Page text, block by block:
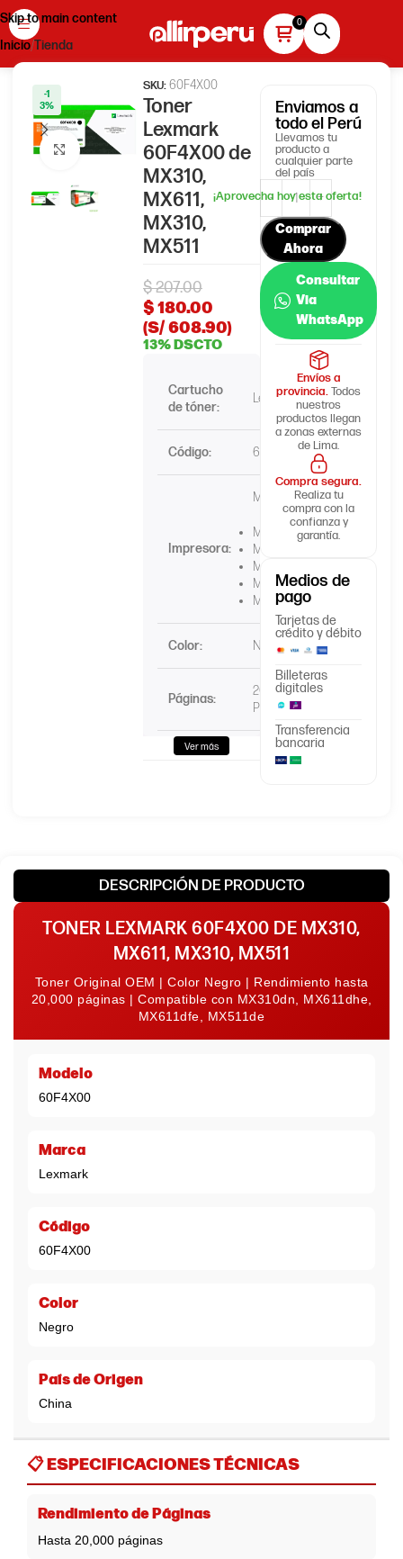
Skip to main content
Inicio Tienda
-1
3%
Haga clic para ampliar
SKU:60F4X00
Toner
Lexmark
60F4X00 de
MX310,
MX611,
MX310,
MX511
$207.00
$180.00
(S/ 608.90)
13% DSCTO
Cartucho
de tóner:
Lexmark
Código: 60F4X00
Impresora:
Multifuncional
MX310dn
MX611dhe
MX310dn
MX611dfe
MX511de
Color: Negro
Páginas:
20.000
Páginas
Ver más
Enviamos a
todo el Perú
Llevamos tu
producto a
cualquier parte
del país
Comprar
Ahora
Consultar
Via
WhatsApp
Envíos a
provincia.Todos
nuestros
productos llegan
a zonas externas
de Lima.
Compra segura.
Realiza tu
compra con la
confianza y
garantía.
Medios de
pago
Tarjetas de
crédito y débito
Billeteras
digitales
Transferencia
bancaria
DESCRIPCIÓN DE PRODUCTO
TONER LEXMARK 60F4X00 DE MX310,
MX611, MX310, MX511
Toner Original OEM | Color Negro | Rendimiento hasta
20,000 páginas | Compatible con MX310dn, MX611dhe,
MX611dfe, MX511de
Modelo
60F4X00
Marca
Lexmark
Código
60F4X00
Color
Negro
País de Origen
China
📋 ESPECIFICACIONES TÉCNICAS
Rendimiento de Páginas
Hasta 20,000 páginas